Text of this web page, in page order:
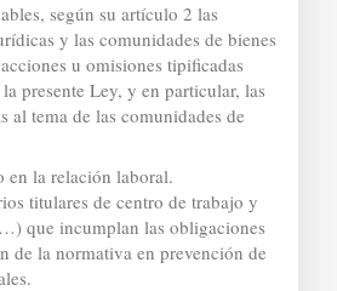
según su artículo 2 las
y las comunidades de bienes
u omisiones tipificadas
presente Ley, y en particular, las
al tema de las comunidades de
en la relación laboral.
titulares de centro de trabajo y
que incumplan las obligaciones
de la normativa en prevención de